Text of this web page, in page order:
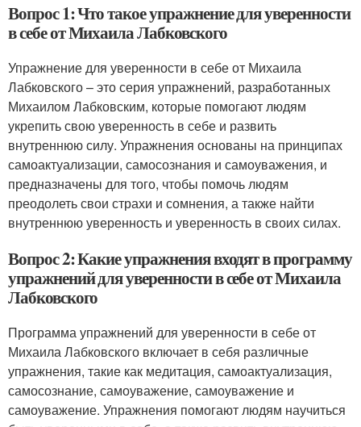
Вопрос 1: Что такое упражнение для уверенности
в себе от Михаила Лабковского
Упражнение для уверенности в себе от Михаила
Лабковского – это серия упражнений, разработанных
Михаилом Лабковским, которые помогают людям
укрепить свою уверенность в себе и развить
внутреннюю силу. Упражнения основаны на принципах
самоактуализации, самосознания и самоуважения, и
предназначены для того, чтобы помочь людям
преодолеть свои страхи и сомнения, а также найти
внутреннюю уверенность и уверенность в своих силах.
Вопрос 2: Какие упражнения входят в программу
упражнений для уверенности в себе от Михаила
Лабковского
Программа упражнений для уверенности в себе от
Михаила Лабковского включает в себя различные
упражнения, такие как медитация, самоактуализация,
самосознание, самоуважение, самоуважение и
самоуважение. Упражнения помогают людям научиться